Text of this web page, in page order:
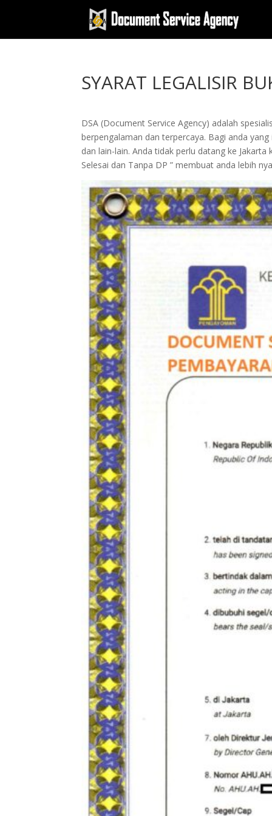
SYARAT LEGALISIR
DSA (Document Service Agency) adalah
berpengalaman dan terpercaya. Bagi anda
dan lain-lain. Anda tidak perlu datang ke
Selesai dan Tanpa DP ” membuat anda lebih